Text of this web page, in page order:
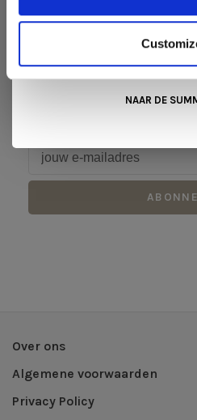
SCHRIJF JE IN
En ontvang de laatste
Over ons
Algemene voorwaarden
Privacy Policy
Kom langs in onze showroom,
mooiste aanbiedingen tijdens
. De koffie of
NAAR DE